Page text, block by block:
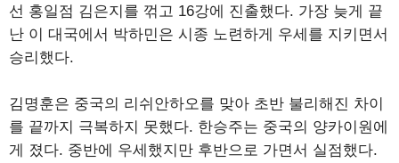
선 홍일점 김은지를 꺾고 16강에 진출했다. 가장 늦게 끝
난 이 대국에서 박하민은 시종 노련하게 우세를 지키면서
승리했다.
김명훈은 중국의 리쉬안하오를 맞아 초반 불리해진 차이
를 끝까지 극복하지 못했다. 한승주는 중국의 양카이원에
게 졌다. 중반에 우세했지만 후반으로 가면서 실점했다.